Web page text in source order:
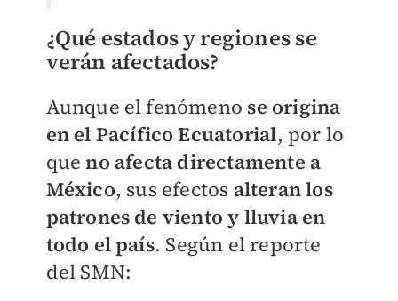
¿Qué estados y regiones se
verán afectados?
Aunque el fenómeno se origina
en el Pacífico Ecuatorial, por lo
queno afecta directamente a
México, sus efectos alteran los
patrones de viento y lluvia en
todo el país. Según el reporte
del SMN: